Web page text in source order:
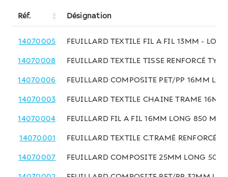
Réf. Désignation
14070005 FEUILLARD TEXTILE FIL A FIL 13MM -
14070008 FEUILLARD TEXTILE TISSE RENFORCÉ TYF
14070006 FEUILLARD COMPOSITE PET/PP 16MM
14070003 FEUILLARD TEXTILE CHAINE TRAME
14070004 FEUILLARD FIL A FIL 16MM LONG 850 ML
14070001 FEUILLARD TEXTILE C.TRAMÉ
14070007 FEUILLARD COMPOSITE 25MM LONG